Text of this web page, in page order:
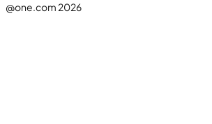
@one.com 2026